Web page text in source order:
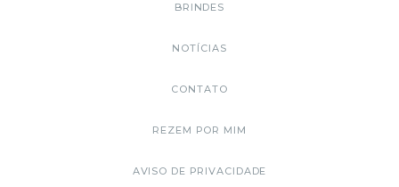
BRINDES
NOTÍCIAS
CONTATO
REZEM POR MIM
AVISO DE PRIVACIDADE